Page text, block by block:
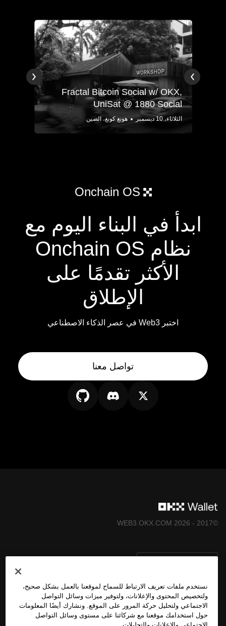
Fractal Bitcoin Social w/ OKX,
UniSat @ 1880 Social
الثلاثاء، 10 ديسمبر هونغ كونغ، الصين
Onchain OS
ابدأ في البناء اليوم مع
نظام Onchain OS
الأكثر تقدمًا على
الإطلاق
اختبر Web3 في عصر الذكاء الاصطناعي
تواصل معنا
©2017 - 2026 WEB3.OKX.COM
المزيد عن OKX Web3
نستخدم ملفات تعريف الارتباط للسماح لموقعنا بالعمل بشكل صحيح،
ولتخصيص المحتوى والإعلانات، ولتوفير ميزات وسائل التواصل
الاجتماعي ولتحليل حركة المرور على الموقع. ونشارك أيضًا المعلومات
حول استخدامك موقعنا مع شركائنا على مستوى وسائل التواصل